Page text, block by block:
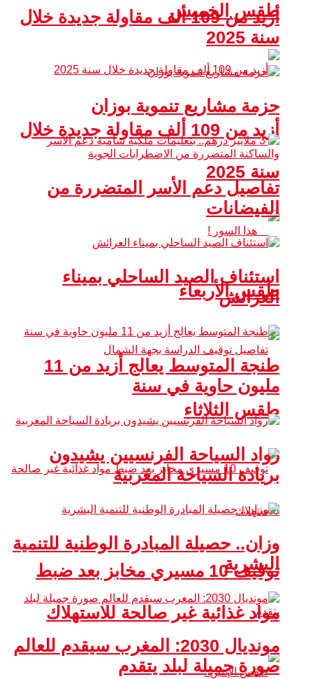
طقس الخميس
أزيد من 109 ألف مقاولة جديدة خلال
سنة 2025
طقس الأربعاء
طقس الثلاثاء
توقيف 10 مسيري مخابز بعد ضبط
مواد غذائية غير صالحة للاستهلاك
أزيد من 109 ألف مقاولة جديدة خلال
سنة 2025
حزمة مشاريع تنموية بوزان
تفاصيل دعم الأسر المتضررة من
الفيضانات
استئناف الصيد الساحلي بميناء
العرائش
طنجة المتوسط يعالج أزيد من 11
مليون حاوية في سنة
رواد السياحة الفرنسيين يشيدون
بريادة السياحة المغربية
وزان.. حصيلة المبادرة الوطنية للتنمية
البشرية
مونديال 2030: المغرب سيقدم للعالم
صورة جميلة لبلد يتقدم